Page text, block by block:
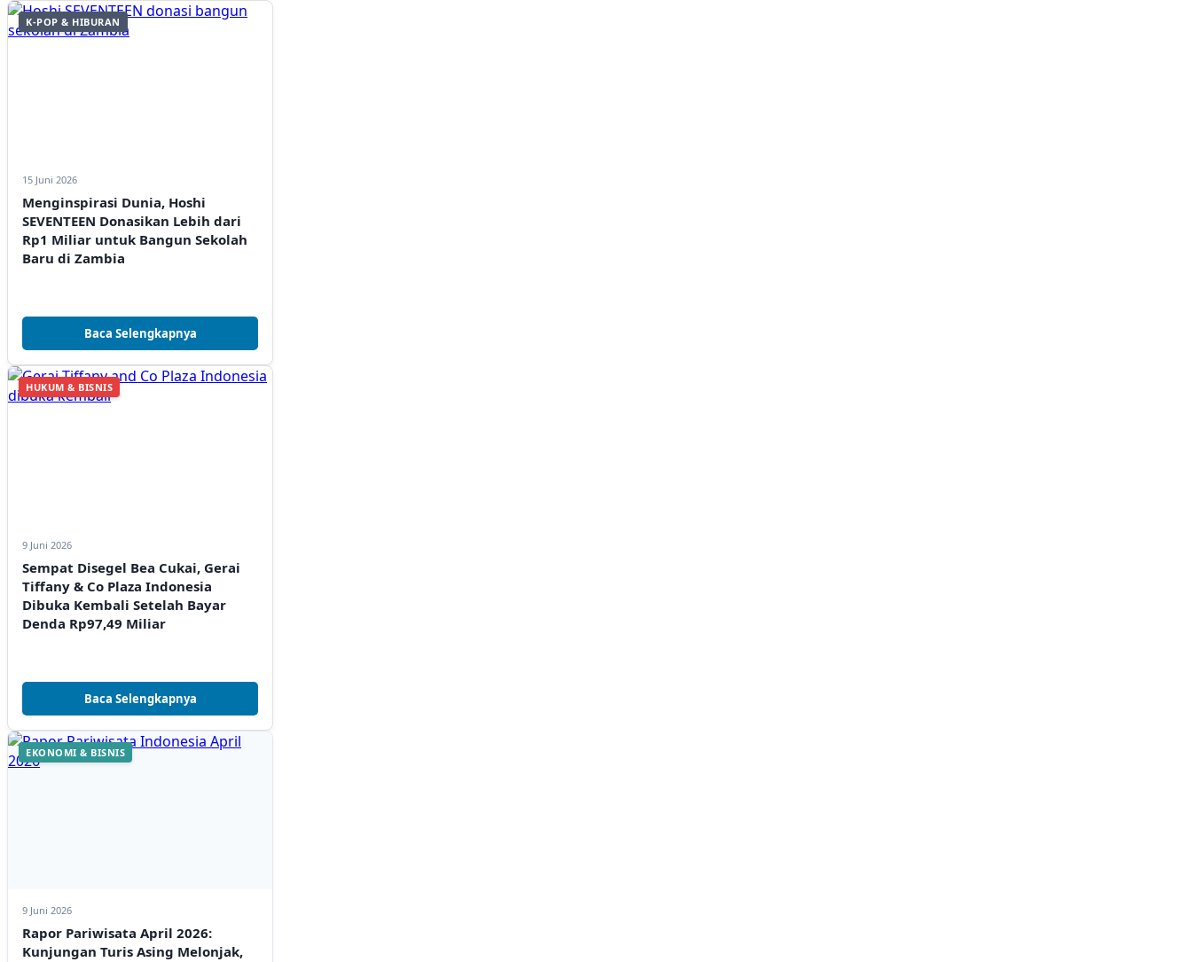
K-POP & HIBURAN
15 Juni 2026
Menginspirasi Dunia, Hoshi
SEVENTEEN Donasikan Lebih dari
Rp1 Miliar untuk Bangun Sekolah
Baru di Zambia
Baca Selengkapnya
HUKUM & BISNIS
9 Juni 2026
Sempat Disegel Bea Cukai, Gerai
Tiffany & Co Plaza Indonesia
Dibuka Kembali Setelah Bayar
Denda Rp97,49 Miliar
Baca Selengkapnya
EKONOMI & BISNIS
9 Juni 2026
Rapor Pariwisata April 2026:
Kunjungan Turis Asing Melonjak,